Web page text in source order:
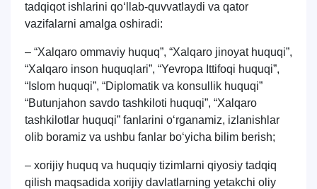
tadqiqot ishlarini qo‘llab-quvvatlaydi va qator
vazifalarni amalga oshiradi:
– “Xalqaro ommaviy huquq”, “Xalqaro jinoyat huquqi”,
“Xalqaro inson huquqlari”, “Yevropa Ittifoqi huquqi”,
“Islom huquqi”, “Diplomatik va konsullik huquqi”
“Butunjahon savdo tashkiloti huquqi”, “Xalqaro
tashkilotlar huquqi” fanlarini o‘rganamiz, izlanishlar
olib boramiz va ushbu fanlar bo‘yicha bilim berish;
– xorijiy huquq va huquqiy tizimlarni qiyosiy tadqiq
qilish maqsadida xorijiy davlatlarning yetakchi oliy